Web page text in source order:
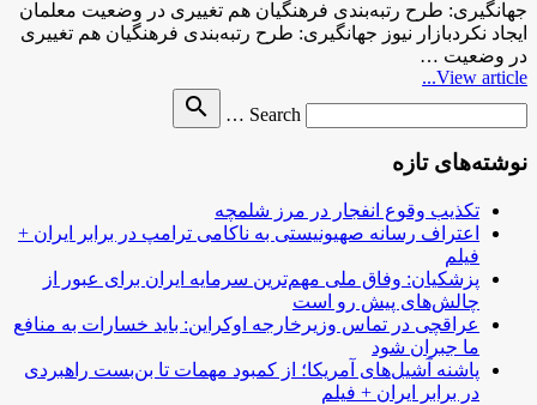
جهانگیری: طرح رتبه‌بندی فرهنگیان هم تغییری در وضعیت معلمان
ایجاد نکردبازار نیوز جهانگیری: طرح رتبه‌بندی فرهنگیان هم تغییری
در وضعیت …
View article...
Search …
search
نوشته‌های تازه
تکذیب وقوع انفجار در مرز شلمچه
اعتراف رسانه صهیونیستی به ناکامی ترامپ در برابر ایران +
فیلم
پزشکیان: وفاق ملی مهم‌ترین سرمایه ایران برای عبور از
چالش‌های پیش رو است
عراقچی در تماس وزیرخارجه اوکراین: باید خسارات به منافع
ما جبران شود
پاشنه آشیل‌های آمریکا؛ از کمبود مهمات تا بن‌بست راهبردی
در برابر ایران + فیلم